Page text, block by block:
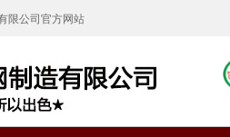
限公司官方网站